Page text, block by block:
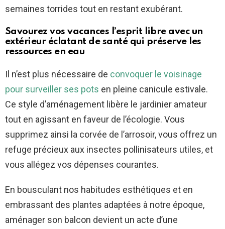
semaines torrides tout en restant exubérant.
Savourez vos vacances l’esprit libre avec un
extérieur éclatant de santé qui préserve les
ressources en eau
Il n’est plus nécessaire de convoquer le voisinage
pour surveiller ses pots en pleine canicule estivale.
Ce style d’aménagement libère le jardinier amateur
tout en agissant en faveur de l’écologie. Vous
supprimez ainsi la corvée de l’arrosoir, vous offrez un
refuge précieux aux insectes pollinisateurs utiles, et
vous allégez vos dépenses courantes.
En bousculant nos habitudes esthétiques et en
embrassant des plantes adaptées à notre époque,
aménager son balcon devient un acte d’une